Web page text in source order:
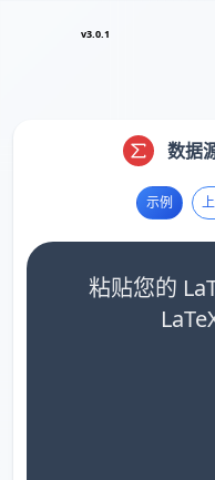
v3.0.1
数据
示例
粘贴您的